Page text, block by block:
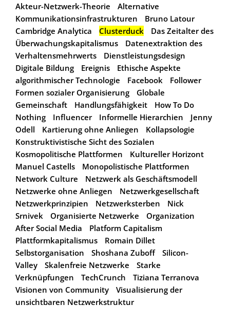
Akteur-Netzwerk-Theorie
Alternative
Kommunikationsinfrastrukturen
Bruno Latour
Cambridge Analytica
Clusterduck
Das Zeitalter des
Überwachungskapitalismus
Datenextraktion des
Verhaltensmehrwerts
Dienstleistungsdesign
Digitale Bildung
Ereignis
Ethische Aspekte
algorithmischer Technologie
Facebook
Follower
Formen sozialer Organisierung
Globale
Gemeinschaft
Handlungsfähigkeit
How To Do
Nothing
Influencer Informelle Hierarchien
Jenny
Odell
Kartierung ohne Anliegen
Kollapsologie
Konstruktivistische Sicht des Sozialen
Kosmopolitische Plattformen
Kultureller Horizont
Manuel Castells
Monopolistische Plattformen
Network Culture
Netzwerk als Geschäftsmodell
Netzwerke ohne Anliegen
Netzwerkgesellschaft
Netzwerkprinzipien
Netzwerksterben
Nick
Srnivek
Organisierte Netzwerke
Organization
After Social Media
Platform Capitalism
Plattformkapitalismus
Romain Dillet
Selbstorganisation
Shoshana Zuboff
Silicon-
Valley
Skalenfreie Netzwerke
Starke
Verknüpfungen
TechCrunch
Tiziana Terranova
Visionen von Community
Visualisierung der
unsichtbaren Netzwerkstruktur